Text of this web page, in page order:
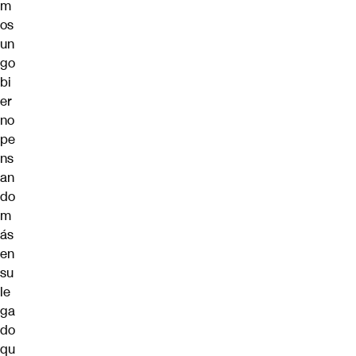
m
os
un
go
bi
er
no
pe
ns
an
do
m
ás
en
su
le
ga
do
qu